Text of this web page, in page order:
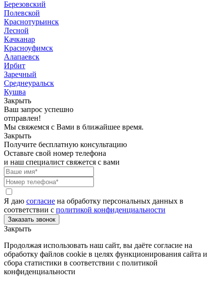
Березовский
Полевской
Краснотурьинск
Лесной
Качканар
Красноуфимск
Алапаевск
Ирбит
Заречный
Среднеуральск
Кушва
Закрыть
Ваш запрос успешно
отправлен!
Мы свяжемся с Вами в ближайшее время.
Закрыть
Получите бесплатную консультацию
Оставьте свой номер телефона
и наш специалист свяжется с вами
Я даю согласие на обработку персональных данных в
соответствии с политикой конфиденциальности
Закрыть
Продолжая использовать наш сайт, вы даёте согласие на
обработку файлов cookie в целях функционирования сайта и
сбора статистики в соответствии с политикой
конфиденциальности